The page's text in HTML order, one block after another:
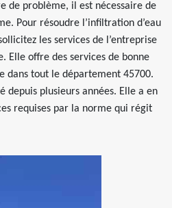
de problème, il est nécessaire de
Pour résoudre l’infiltration d’eau
les services de l’entreprise
Elle offre des services de bonne
dans tout le département 45700.
depuis plusieurs années. Elle a en
requises par la norme qui régit